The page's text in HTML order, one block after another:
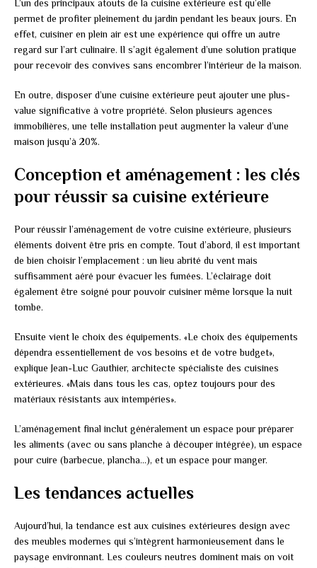
L’un des principaux atouts de la cuisine extérieure est qu’elle
permet de profiter pleinement du jardin pendant les beaux jours. En
effet, cuisiner en plein air est une expérience qui offre un autre
regard sur l’art culinaire. Il s’agit également d’une solution pratique
pour recevoir des convives sans encombrer l’intérieur de la maison.
En outre, disposer d’une cuisine extérieure peut ajouter une plus-
value significative à votre propriété. Selon plusieurs agences
immobilières, une telle installation peut augmenter la valeur d’une
maison jusqu’à 20%.
Conception et aménagement : les clés
pour réussir sa cuisine extérieure
Pour réussir l’aménagement de votre cuisine extérieure, plusieurs
éléments doivent être pris en compte. Tout d’abord, il est important
de bien choisir l’emplacement : un lieu abrité du vent mais
suffisamment aéré pour évacuer les fumées. L’éclairage doit
également être soigné pour pouvoir cuisiner même lorsque la nuit
tombe.
Ensuite vient le choix des équipements. «Le choix des équipements
dépendra essentiellement de vos besoins et de votre budget»,
explique Jean-Luc Gauthier, architecte spécialiste des cuisines
extérieures. «Mais dans tous les cas, optez toujours pour des
matériaux résistants aux intempéries».
L’aménagement final inclut généralement un espace pour préparer
les aliments (avec ou sans planche à découper intégrée), un espace
pour cuire (barbecue, plancha…), et un espace pour manger.
Les tendances actuelles
Aujourd’hui, la tendance est aux cuisines extérieures design avec
des meubles modernes qui s’intègrent harmonieusement dans le
paysage environnant. Les couleurs neutres dominent mais on voit